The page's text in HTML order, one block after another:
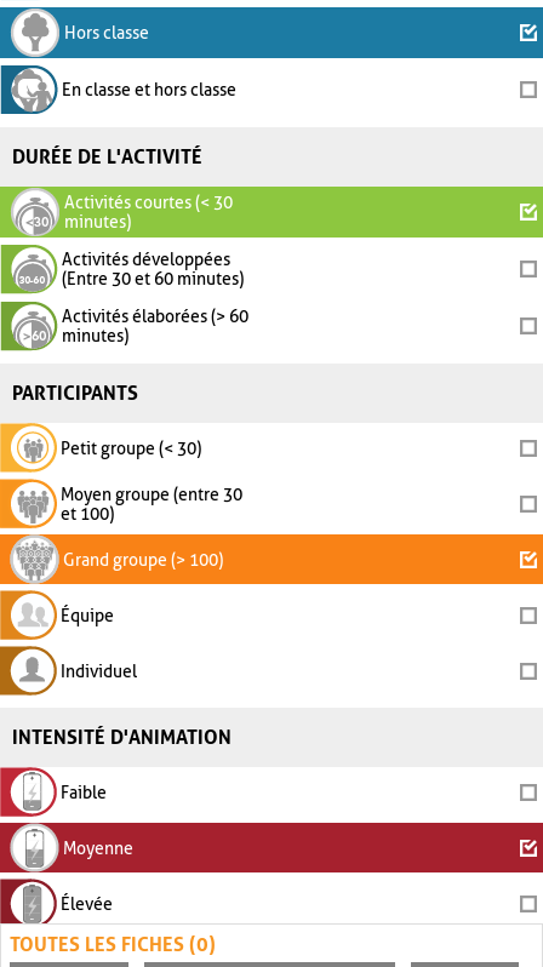
Hors classe
En classe et hors classe
DURÉE DE L'ACTIVITÉ
Activités courtes (< 30
minutes)
Activités développées
(Entre 30 et 60 minutes)
Activités élaborées (> 60
minutes)
PARTICIPANTS
Petit groupe (< 30)
Moyen groupe (entre 30
et 100)
Grand groupe (> 100)
Équipe
Individuel
INTENSITÉ D'ANIMATION
Faible
Moyenne
Élevée
TOUTES LES FICHES (0)